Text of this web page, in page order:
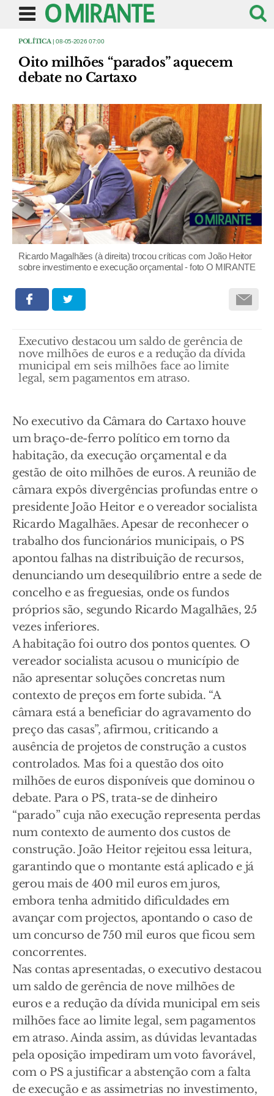
POLÍTICA | 08-05-2026 07:00
Oito milhões “parados” aquecem
debate no Cartaxo
Ricardo Magalhães (à direita) trocou críticas com João Heitor
sobre investimento e execução orçamental - foto O MIRANTE
Executivo destacou um saldo de gerência de
nove milhões de euros e a redução da dívida
municipal em seis milhões face ao limite
legal, sem pagamentos em atraso.
No executivo da Câmara do Cartaxo houve
um braço-de-ferro político em torno da
habitação, da execução orçamental e da
gestão de oito milhões de euros. A reunião de
câmara expôs divergências profundas entre o
presidente João Heitor e o vereador socialista
Ricardo Magalhães. Apesar de reconhecer o
trabalho dos funcionários municipais, o PS
apontou falhas na distribuição de recursos,
denunciando um desequilíbrio entre a sede de
concelho e as freguesias, onde os fundos
próprios são, segundo Ricardo Magalhães, 25
vezes inferiores.
A habitação foi outro dos pontos quentes. O
vereador socialista acusou o município de
não apresentar soluções concretas num
contexto de preços em forte subida. “A
câmara está a beneficiar do agravamento do
preço das casas”, afirmou, criticando a
ausência de projetos de construção a custos
controlados. Mas foi a questão dos oito
milhões de euros disponíveis que dominou o
debate. Para o PS, trata-se de dinheiro
“parado” cuja não execução representa perdas
num contexto de aumento dos custos de
construção. João Heitor rejeitou essa leitura,
garantindo que o montante está aplicado e já
gerou mais de 400 mil euros em juros,
embora tenha admitido dificuldades em
avançar com projectos, apontando o caso de
um concurso de 750 mil euros que ficou sem
concorrentes.
Nas contas apresentadas, o executivo destacou
um saldo de gerência de nove milhões de
euros e a redução da dívida municipal em seis
milhões face ao limite legal, sem pagamentos
em atraso. Ainda assim, as dúvidas levantadas
pela oposição impediram um voto favorável,
com o PS a justificar a abstenção com a falta
de execução e as assimetrias no investimento,